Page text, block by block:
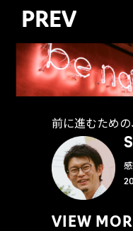
PREV
前に進むための
VIEW